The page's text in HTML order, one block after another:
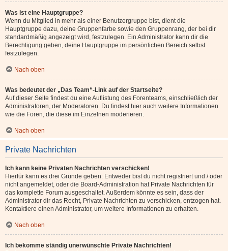
Was ist eine Hauptgruppe?
Wenn du Mitglied in mehr als einer Benutzergruppe bist, dient die
Hauptgruppe dazu, deine Gruppenfarbe sowie den Gruppenrang, der bei dir
standardmäßig angezeigt wird, festzulegen. Ein Administrator kann dir die
Berechtigung geben, deine Hauptgruppe im persönlichen Bereich selbst
festzulegen.
Nach oben
Was bedeutet der „Das Team“-Link auf der Startseite?
Auf dieser Seite findest du eine Auflistung des Forenteams, einschließlich der
Administratoren, der Moderatoren. Du findest hier auch weitere Informationen
wie die Foren, die diese im Einzelnen moderieren.
Nach oben
Private Nachrichten
Ich kann keine Privaten Nachrichten verschicken!
Hierfür kann es drei Gründe geben: Entweder bist du nicht registriert und / oder
nicht angemeldet, oder die Board-Administration hat Private Nachrichten für
das komplette Forum ausgeschaltet. Außerdem könnte es sein, dass der
Administrator dir das Recht, Private Nachrichten zu verschicken, entzogen hat.
Kontaktiere einen Administrator, um weitere Informationen zu erhalten.
Nach oben
Ich bekomme ständig unerwünschte Private Nachrichten!